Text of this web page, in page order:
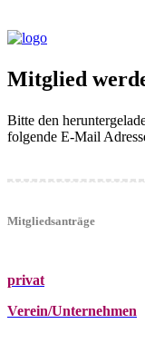
Mitglied
Bitte den
folgende E-Mail
Mitgliedsanträge
privat
Verein/Unternehmen